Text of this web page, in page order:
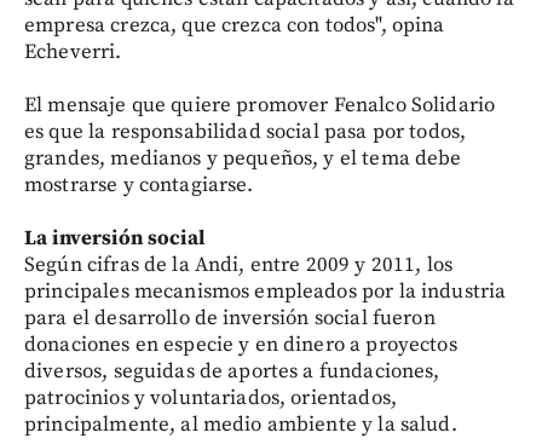
empresa crezca, que crezca con todos", opina
Echeverri.
El mensaje que quiere promover Fenalco Solidario
es que la responsabilidad social pasa por todos,
grandes, medianos y pequeños, y el tema debe
mostrarse y contagiarse.
La inversión social
Según cifras de la Andi, entre 2009 y 2011, los
principales mecanismos empleados por la industria
para el desarrollo de inversión social fueron
donaciones en especie y en dinero a proyectos
diversos, seguidas de aportes a fundaciones,
patrocinios y voluntariados, orientados,
principalmente, al medio ambiente y la salud.